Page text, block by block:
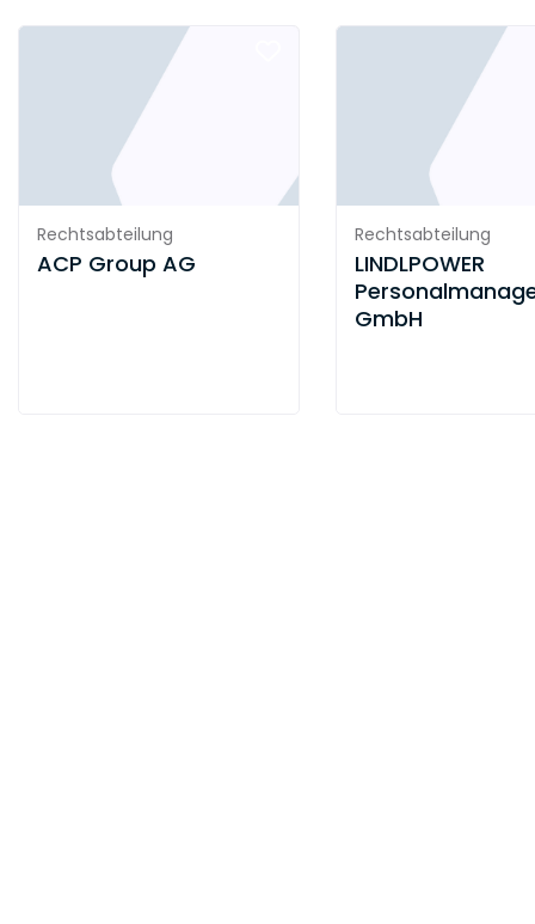
Rechtsabteilung
ACP Group AG
Rechtsabteilung
LINDLPOWER
GmbH